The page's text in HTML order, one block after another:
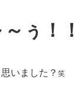
ぅ！
いました？ 笑